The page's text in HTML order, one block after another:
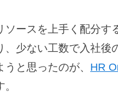
ソースを上手く配分す
、少ない工数で入社後
うと思ったのが、 HR